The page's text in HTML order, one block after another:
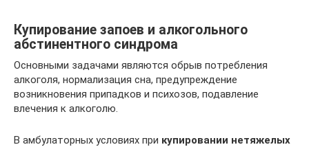
Купирование запоев и алкогольного
абстинентного синдрома
Основными задачами являются обрыв потребления
алкоголя, нормализация сна, предупреждение
возникновения припадков и психозов, подавление
влечения к алкоголю.
В амбулаторных условиях при купировании нетяжелых